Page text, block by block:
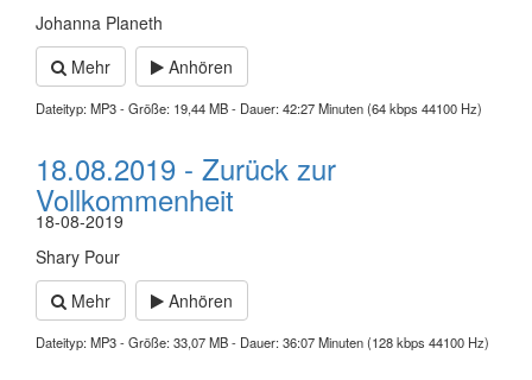
Johanna Planeth
Mehr
Anhören
Dateityp: MP3 - Größe: 19,44 MB - Dauer: 42:27 Minuten (64 kbps 44100 Hz)
18.08.2019 - Zurück zur
Vollkommenheit
18-08-2019
Shary Pour
Mehr
Anhören
Dateityp: MP3 - Größe: 33,07 MB - Dauer: 36:07 Minuten (128 kbps 44100 Hz)